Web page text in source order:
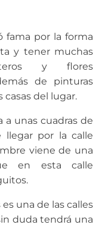
fama por la forma
y tener muchas
y flores
de pinturas
del lugar.
a unas cuadras de
llegar por la calle
viene de una
en esta calle
una de las calles
duda tendrá una